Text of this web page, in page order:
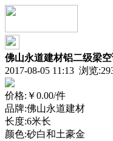
佛山永道建材铝二级梁空
2017-08-05 11:13 浏览:
价格: ￥0.00/件
品牌:佛山永道建材
长度:6米长
颜色:砂白和土豪金